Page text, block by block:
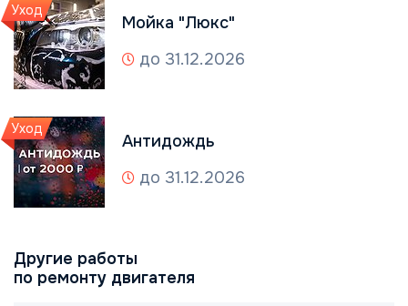
Уход
Мойка "Люкс"
до 31.12.2026
Уход
Антидождь
до 31.12.2026
Другие работы
по ремонту двигателя